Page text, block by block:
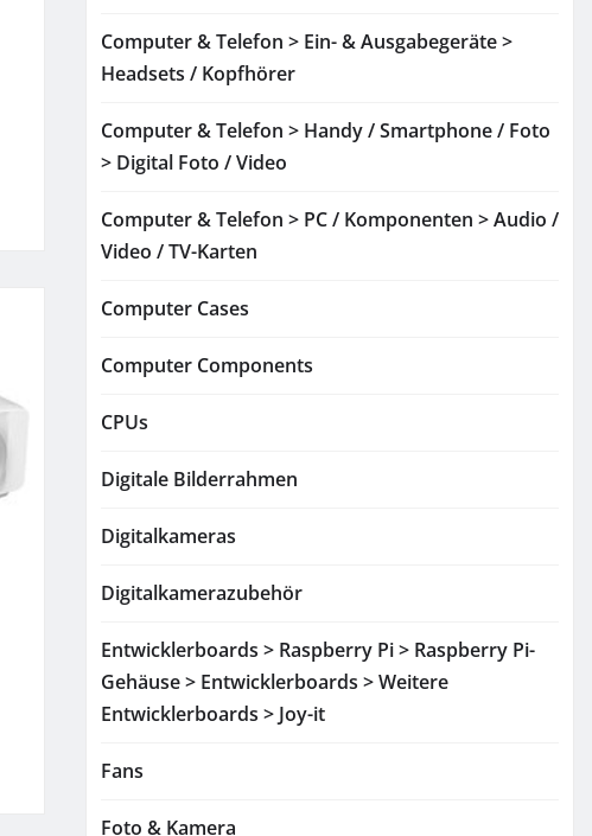
Computer & Telefon > Ein- & Ausgabegeräte >
Headsets / Kopfhörer
Computer & Telefon > Handy / Smartphone / Foto
> Digital Foto / Video
Computer & Telefon > PC / Komponenten > Audio /
Video / TV-Karten
Computer Cases
Computer Components
CPUs
Digitale Bilderrahmen
Digitalkameras
Digitalkamerazubehör
Entwicklerboards > Raspberry Pi > Raspberry Pi-
Gehäuse > Entwicklerboards > Weitere
Entwicklerboards > Joy-it
Fans
Foto & Kamera